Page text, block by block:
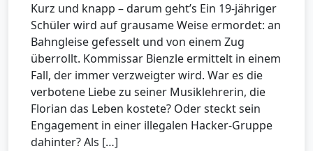
Kurz und knapp – darum geht’s Ein 19-jähriger
Schüler wird auf grausame Weise ermordet: an
Bahngleise gefesselt und von einem Zug
überrollt. Kommissar Bienzle ermittelt in einem
Fall, der immer verzweigter wird. War es die
verbotene Liebe zu seiner Musiklehrerin, die
Florian das Leben kostete? Oder steckt sein
Engagement in einer illegalen Hacker-Gruppe
dahinter? Als […]